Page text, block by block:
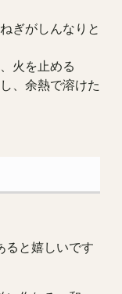
ぎがしんなりと
火を止める
、余熱で溶けた
ると嬉しいです